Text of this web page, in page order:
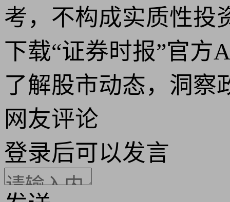
考，不构成实质性投
下载“证券时报”官方
了解股市动态，洞察
网友评论
登录后可以发言